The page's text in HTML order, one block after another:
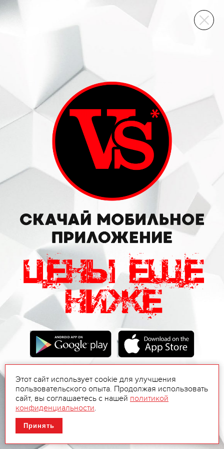
ВИННЫЙ СКЛАД
Этот сайт использует cookie для улучшения
пользовательского опыта. Продолжая использовать
сайт, вы соглашаетесь с нашей политикой
конфиденциальности.
Принять